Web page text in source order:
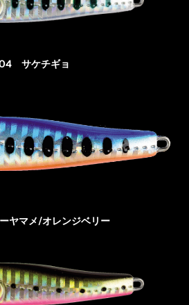
サケチギョ
ヤマメ/オレンジベリー